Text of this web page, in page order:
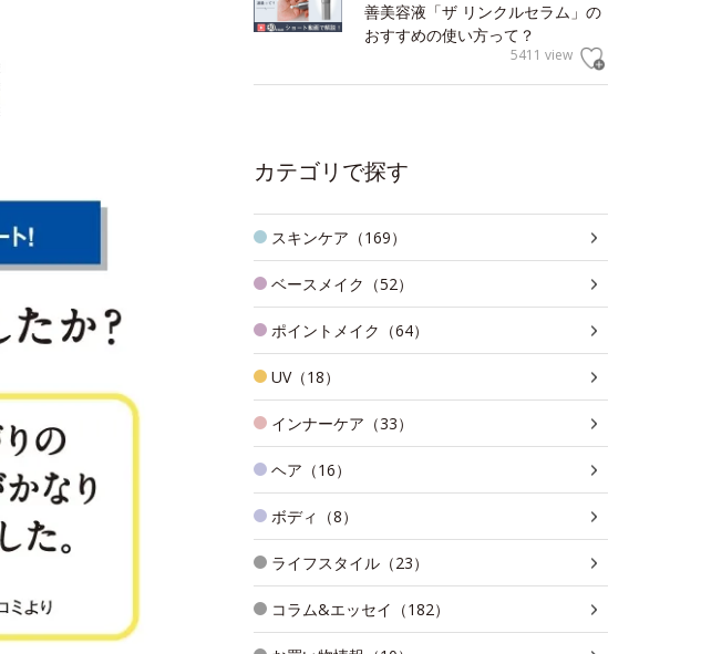
善美容液「ザ リンクルセラム」の
おすすめの使い方って？
5411 view
カテゴリで探す
スキンケア（169）
ベースメイク（52）
ポイントメイク（64）
UV（18）
インナーケア（33）
ヘア（16）
ボディ（8）
ライフスタイル（23）
コラム&エッセイ（182）